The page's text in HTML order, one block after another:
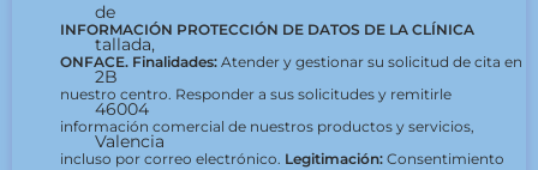
de
tallada,
2B
46004
Valencia
INFORMACIÓN PROTECCIÓN DE DATOS DE LA CLÍNICA
ONFACE. Finalidades: Atender y gestionar su solicitud de cita en
nuestro centro. Responder a sus solicitudes y remitirle
información comercial de nuestros productos y servicios,
incluso por correo electrónico. Legitimación: Consentimiento